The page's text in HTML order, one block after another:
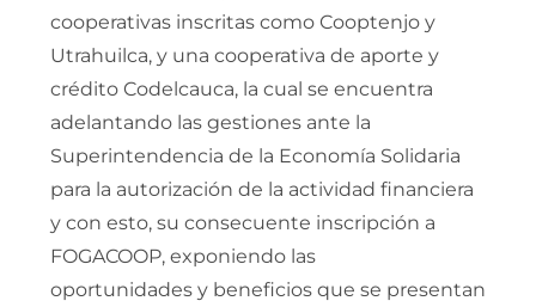
cooperativas inscritas como Cooptenjo y
Utrahuilca, y una cooperativa de aporte y
crédito Codelcauca, la cual se encuentra
adelantando las gestiones ante la
Superintendencia de la Economía Solidaria
para la autorización de la actividad financiera
y con esto, su consecuente inscripción a
FOGACOOP, exponiendo las
oportunidades y beneficios que se presentan